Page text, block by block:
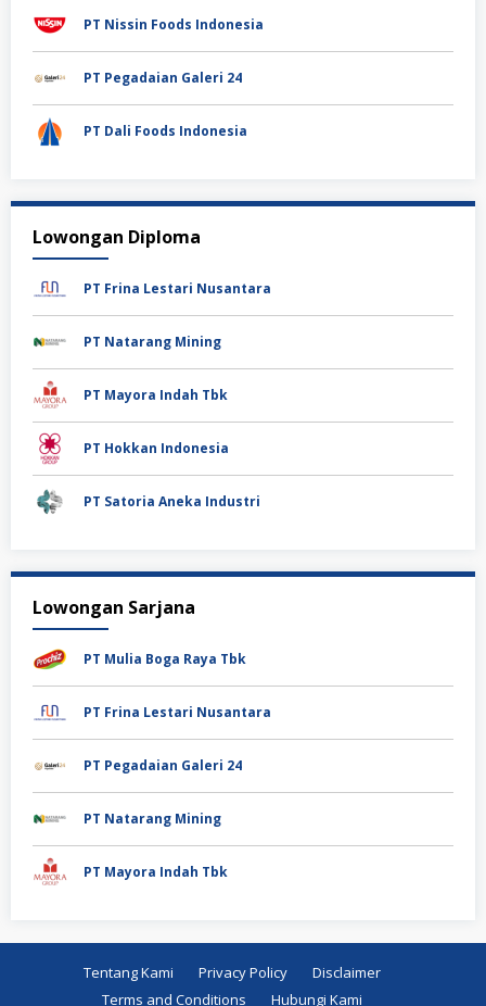
PT Nissin Foods Indonesia
PT Pegadaian Galeri 24
PT Dali Foods Indonesia
Lowongan Diploma
PT Frina Lestari Nusantara
PT Natarang Mining
PT Mayora Indah Tbk
PT Hokkan Indonesia
PT Satoria Aneka Industri
Lowongan Sarjana
PT Mulia Boga Raya Tbk
PT Frina Lestari Nusantara
PT Pegadaian Galeri 24
PT Natarang Mining
PT Mayora Indah Tbk
Tentang Kami Privacy Policy
Disclaimer
Terms and Conditions
Hubungi Kami